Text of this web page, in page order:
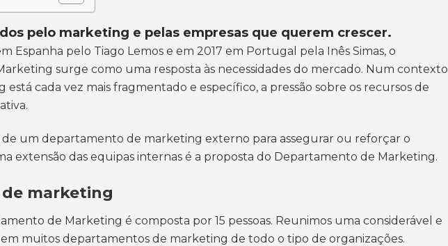
pelo marketing e pelas empresas que querem crescer.
Espanha pelo Tiago Lemos e em 2017 em Portugal pela Inês Simas, o
surge como uma resposta às necessidades do mercado. Num contexto
cada vez mais fragmentado e específico, a pressão sobre os recursos de
de um departamento de marketing externo para assegurar ou reforçar o
extensão das equipas internas é a proposta do Departamento de Marketing.
marketing
de Marketing é composta por 15 pessoas. Reunimos uma considerável e
muitos departamentos de marketing de todo o tipo de organizações.